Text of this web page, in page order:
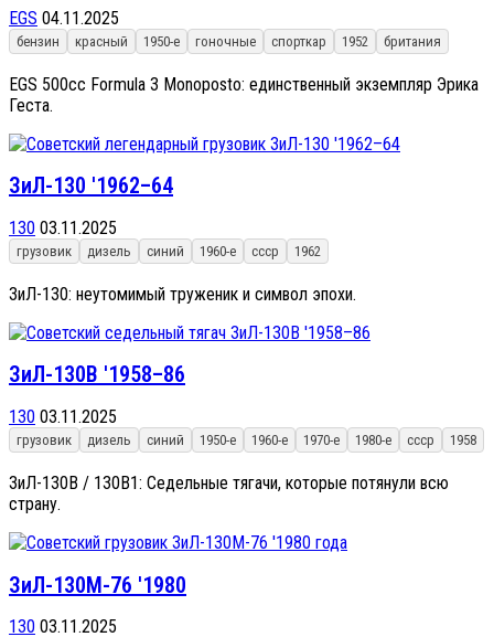
EGS 04.11.2025
бензин красный 1950-е гоночные спорткар 1952 британия
EGS 500cc Formula 3 Monoposto: единственный экземпляр Эрика
Геста.
ЗиЛ-130 '1962–64
130 03.11.2025
грузовик дизель синий 1960-е ссср 1962
ЗиЛ-130: неутомимый труженик и символ эпохи.
ЗиЛ-130В '1958–86
130 03.11.2025
грузовик дизель синий 1950-е 1960-е 1970-е 1980-е ссср 1958
ЗиЛ-130В / 130В1: Седельные тягачи, которые потянули всю
страну.
ЗиЛ-130М-76 '1980
130 03.11.2025